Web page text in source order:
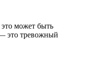
может быть
это тревожный